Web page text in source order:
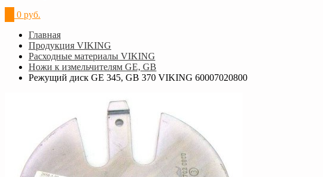
0 руб.
Главная
Продукция VIKING
Расходные материалы VIKING
Ножи к измельчителям GE, GB
Режущий диск GE 345, GB 370 VIKING 60007020800